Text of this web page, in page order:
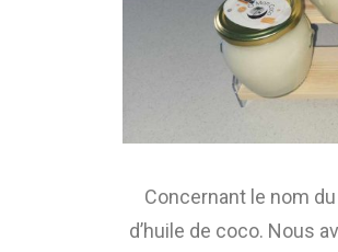
Concernant le nom
d’huile de coco. Nous